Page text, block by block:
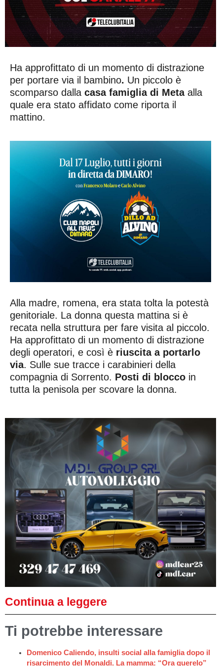
Ha approfittato di un momento di distrazione
per portare via il bambino. Un piccolo è
scomparso dalla casa famiglia di Metaalla
quale era stato affidato come riporta il
mattino.
Alla madre, romena, era stata tolta la potestà
genitoriale. La donna questa mattina si è
recata nella struttura per fare visita al piccolo.
Ha approfittato di un momento di distrazione
degli operatori, e così è riuscita a portarlo
via. Sulle sue tracce i carabinieri della
compagnia di Sorrento. Posti di blocco in
tutta la penisola per scovare la donna.
Continua a leggere
Ti potrebbe interessare
Domenico Caliendo, insulti social alla famiglia dopo il
risarcimento del Monaldi. La mamma: “Ora querelo”